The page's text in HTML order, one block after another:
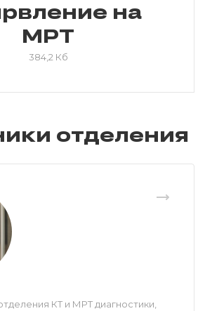
на
МРТ
384,2 Кб
отделения
КТ и МРТ диагностики,